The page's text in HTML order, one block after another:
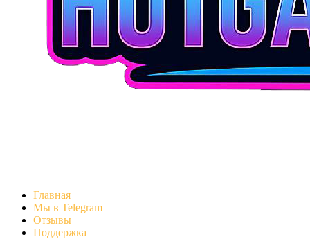
Главная
Мы в Telegram
Отзывы
Поддержка